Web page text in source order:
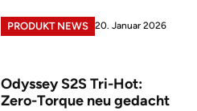
PRODUKT NEWS 20. Januar 2026
Odyssey S2S Tri-Hot:
Zero-Torque neu gedacht